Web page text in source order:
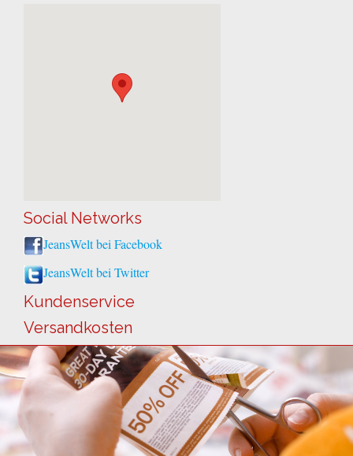
Social Networks
JeansWelt bei Facebook
JeansWelt bei Twitter
Kundenservice
Versandkosten